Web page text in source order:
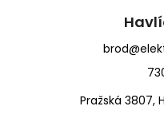
Pražská 3807,